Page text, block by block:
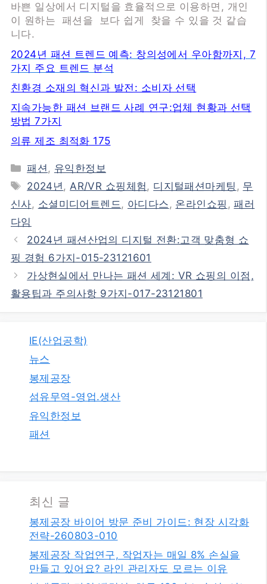
바쁜 일상에서 디지털을 효율적으로 이용하면, 개인
이 원하는 패션을 보다 쉽게 찾을 수 있을 것 같습
니다.
2024년 패션 트렌드 예측: 창의성에서 우아함까지, 7
가지 주요 트렌드 분석
친환경 소재의 혁신과 발전: 소비자 선택
지속가능한 패션 브랜드 사례 연구:업체 현황과 선택
방법 7가지
의류 제조 최적화 175
카
테
리
패션 , 유익한정보
태
그
2024년 , AR/VR 쇼핑체험 , 디지털패션마케팅 , 무
신사, 소셜미디어트렌드 , 아디다스 , 온라인쇼핑 ,패러
다임
2024년 패션산업의 디지털 전환:고객 맞춤형 쇼
핑 경험 6가지-015-23121601
가상현실에서 만나는 패션 세계: VR 쇼핑의 이점,
활용팁과 주의사항 9가지-017-23121801
IE(산업공학)
뉴스
봉제공장
섬유무역-영업.생산
유익한정보
패션
최신 글
봉제공장 바이어 방문 준비 가이드: 현장 시각화
전략-260803-010
봉제공장 작업연구, 작업자는 매일 8% 손실을
만들고 있어요? 라인 관리자도 모르는 이유